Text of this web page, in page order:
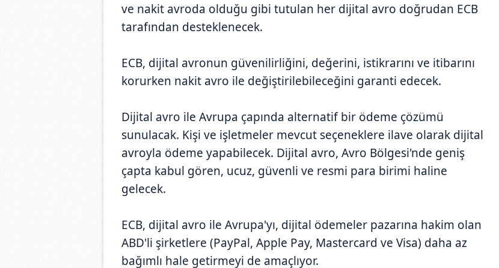
ve nakit avroda olduğu gibi tutulan her dijital avro doğrudan ECB
tarafından desteklenecek.
ECB, dijital avronun güvenilirliğini, değerini, istikrarını ve itibarını
korurken nakit avro ile değiştirilebileceğini garanti edecek.
Dijital avro ile Avrupa çapında alternatif bir ödeme çözümü
sunulacak. Kişi ve işletmeler mevcut seçeneklere ilave olarak dijital
avroyla ödeme yapabilecek. Dijital avro, Avro Bölgesi'nde geniş
çapta kabul gören, ucuz, güvenli ve resmi para birimi haline
gelecek.
ECB, dijital avro ile Avrupa'yı, dijital ödemeler pazarına hakim olan
ABD'li şirketlere (PayPal, Apple Pay, Mastercard ve Visa) daha az
bağımlı hale getirmeyi de amaçlıyor.